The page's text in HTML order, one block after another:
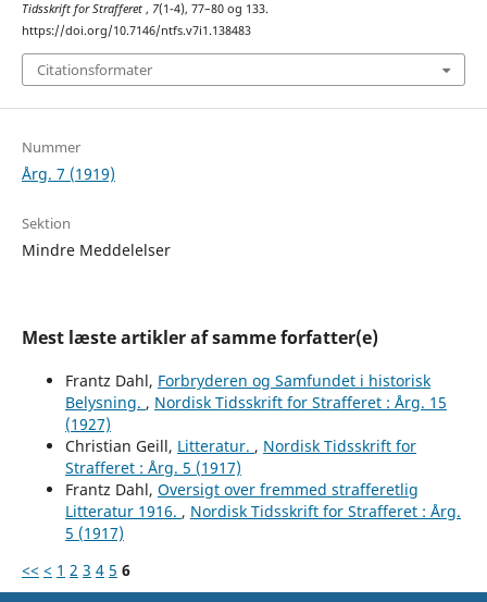
Tidsskrift for Strafferet , 7(1-4), 77–80 og 133.
https://doi.org/10.7146/ntfs.v7i1.138483
Citationsformater
Nummer
Årg. 7 (1919)
Sektion
Mindre Meddelelser
Mest læste artikler af samme forfatter(e)
Frantz Dahl, Forbryderen og Samfundet i historisk
Belysning. , Nordisk Tidsskrift for Strafferet : Årg. 15
(1927)
Christian Geill, Litteratur. , Nordisk Tidsskrift for
Strafferet : Årg. 5 (1917)
Frantz Dahl, Oversigt over fremmed strafferetlig
Litteratur 1916. , Nordisk Tidsskrift for Strafferet : Årg.
5 (1917)
<< < 1 2 3 4 5 6